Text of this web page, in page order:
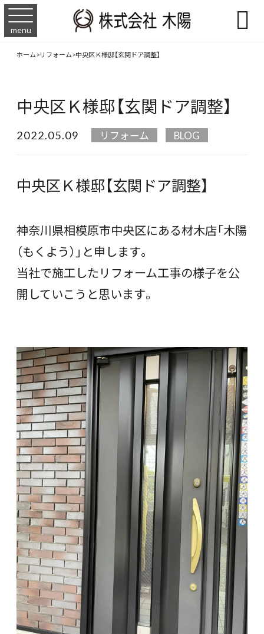
menu 
ホーム>リフォーム>中央区Ｋ様邸【玄関ドア調整】
中央区Ｋ様邸【玄関ドア調整】
2022.05.09 リフォーム BLOG
中央区Ｋ様邸【玄関ドア調整】
神奈川県相模原市中央区にある材木店「木陽
（もくよう）」と申します。
当社で施工したリフォーム工事の様子を公
開していこうと思います。